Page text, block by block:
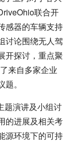
联合开
感器的车辆支持
讨论围绕无人驾
开探讨，重点聚
来自多家企业
。
题演讲及小组讨
的进展及相关考
源环境下的可持